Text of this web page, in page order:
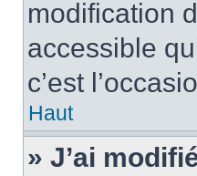
modification
accessible
c’est
Haut
» J’ai